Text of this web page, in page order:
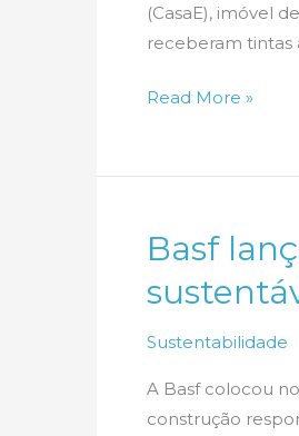
(CasaE), imóvel
receberam tintas
Casa
Read More »
Basf
Sustentabilidade
A Basf colocou
construção